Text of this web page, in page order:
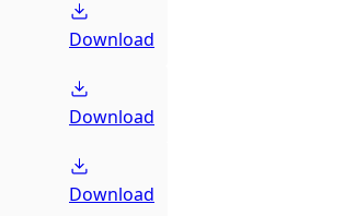
Download
Download
Download